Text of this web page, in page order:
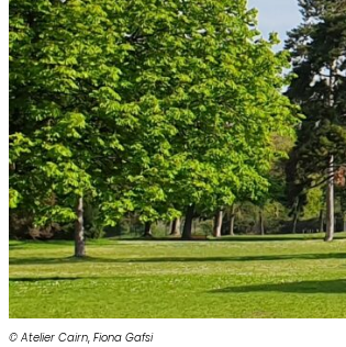
© Atelier Cairn, Fiona Gafsi